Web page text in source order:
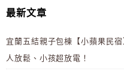
最新文章
宜蘭五結親子包棟【小蘋果民
人放鬆、小孩超放電！